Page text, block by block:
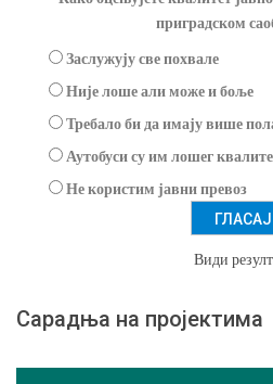
приградском
Заслужују све похвале
Није лоше али може и боље
Требало би да имају више
Аутобуси су им лошег
Не користим јавни превоз
Види
Сарадња на пројектима